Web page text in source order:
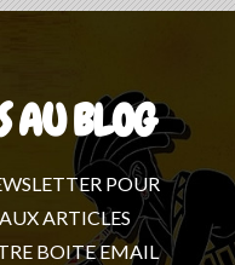
AU BLOG
POUR
ARTICLES
BOITE EMAIL